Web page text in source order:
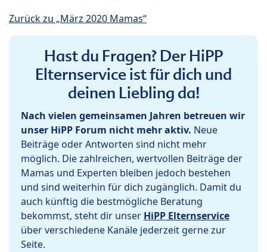
Zurück zu „März 2020 Mamas“
Hast du Fragen? Der HiPP
Elternservice ist für dich und
deinen Liebling da!
Nach vielen gemeinsamen Jahren betreuen wir
unser HiPP Forum nicht mehr aktiv. Neue
Beiträge oder Antworten sind nicht mehr
möglich. Die zahlreichen, wertvollen Beiträge der
Mamas und Experten bleiben jedoch bestehen
und sind weiterhin für dich zugänglich. Damit du
auch künftig die bestmögliche Beratung
bekommst, steht dir unser HiPP Elternservice
über verschiedene Kanäle jederzeit gerne zur
Seite.